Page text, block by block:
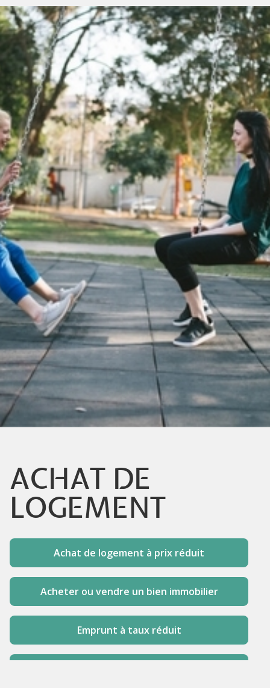
ACHAT DE
LOGEMENT
Achat de logement à prix réduit
Acheter ou vendre un bien immobilier
Emprunt à taux réduit